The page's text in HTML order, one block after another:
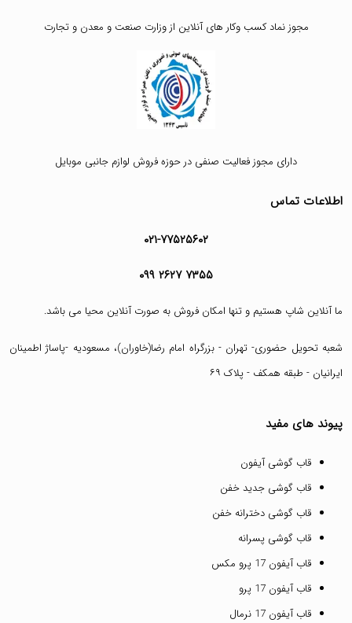
مجوز نماد کسب وکار های آنلاین از وزارت صنعت و معدن و تجارت
دارای مجوز فعالیت صنفی در حوزه فروش لوازم جانبی موبایل
اطلاعات تماس
۰۲۱-۷۷۵۲۵۶۰۲
۰۹۹ ۲۶۲۷ ۷۳۵۵
ما آنلاین شاپ هستیم و تنها امکان فروش به صورت آنلاین محیا می باشد.
شعبه تحویل حضوری- تهران - بزرگراه امام رضا(خاوران)، مسعودیه -پاساژ اطمینان
ایرانیان - طبقه همکف - پلاک ۶۹
پیوند های مفید
قاب گوشی آیفون
قاب گوشی جدید خفن
قاب گوشی دخترانه خفن
قاب گوشی پسرانه
قاب آیفون 17 پرو مکس
قاب آیفون 17 پرو
قاب آیفون 17 نرمال